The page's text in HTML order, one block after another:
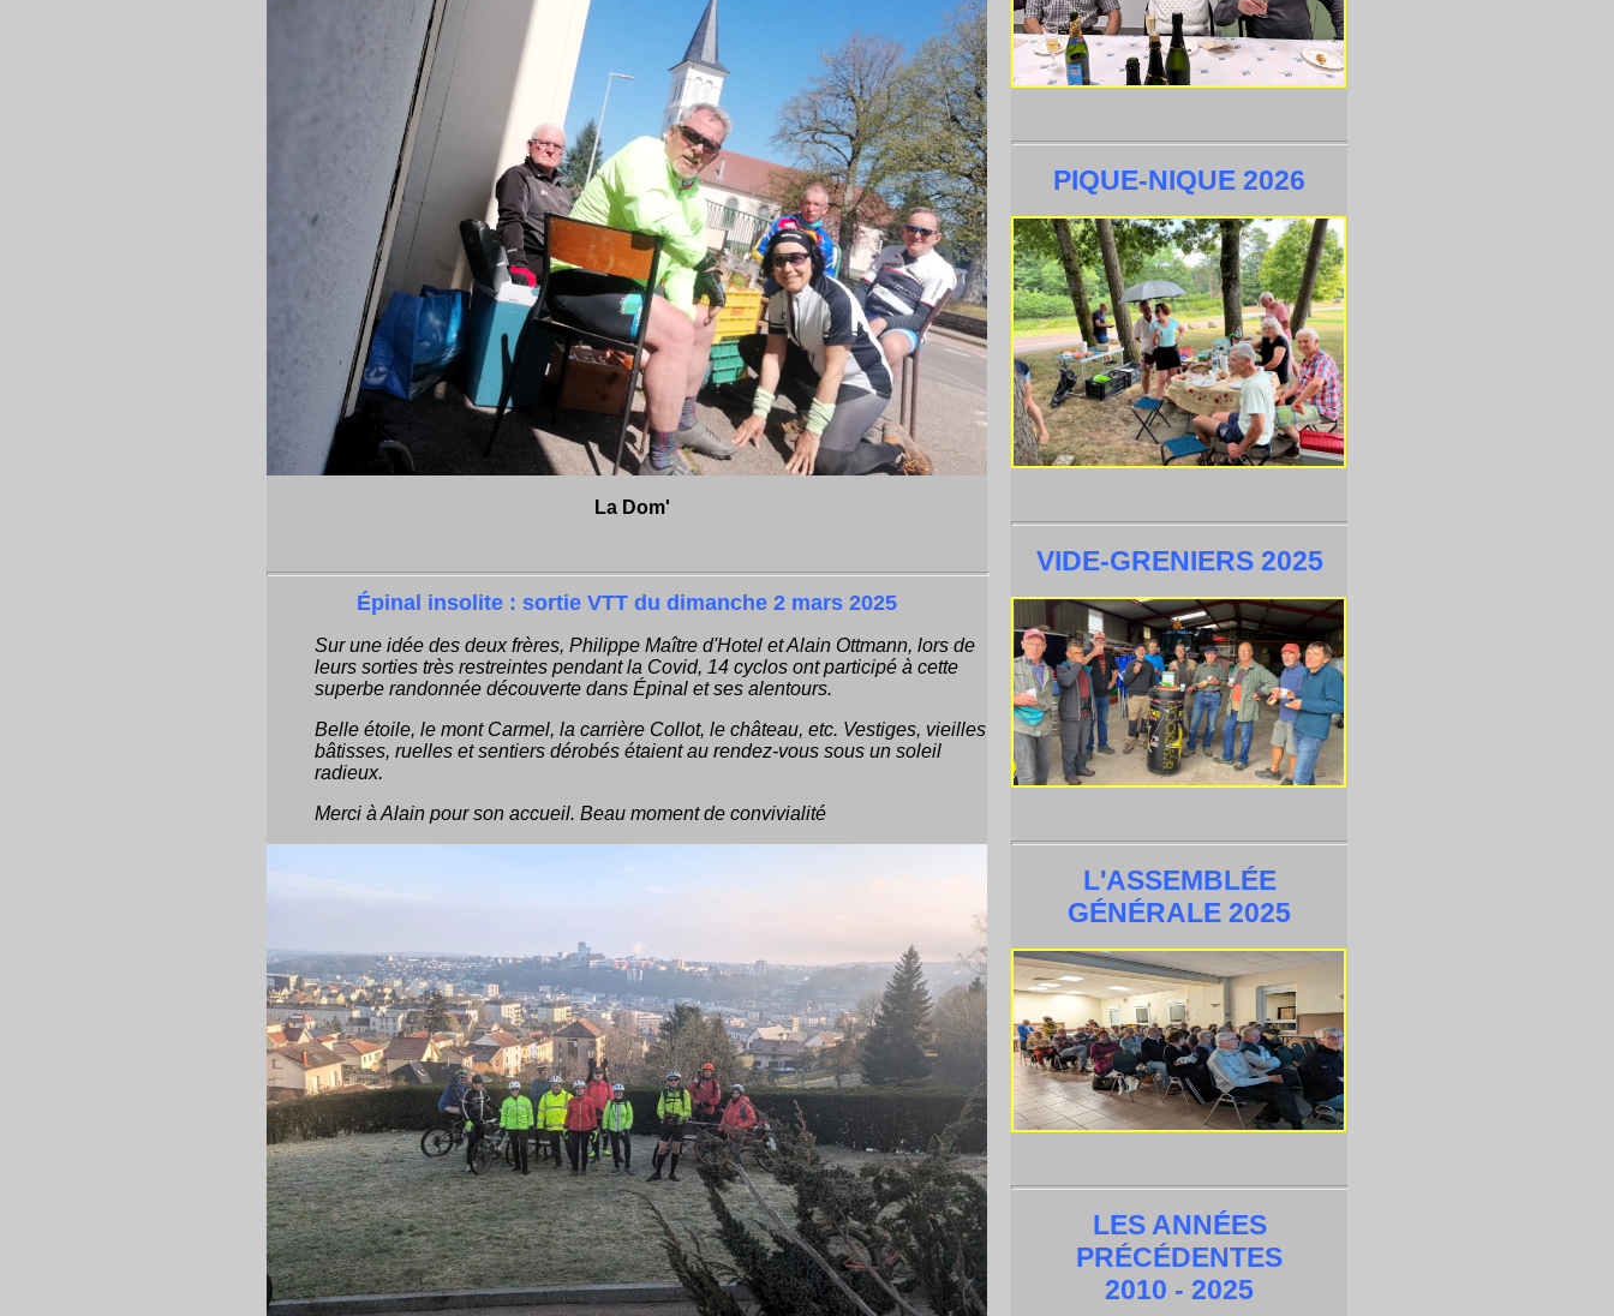
La Dom'
Épinal insolite : sortie VTT du dimanche 2 mars 2025
Sur une idée des deux frères, Philippe Maître d'Hotel et Alain Ottmann, lors de
leurs sorties très restreintes pendant la Covid, 14 cyclos ont participé à cette
superbe randonnée découverte dans Épinal et ses alentours.
Belle étoile, le mont Carmel, la carrière Collot, le château, etc. Vestiges, vieilles
bâtisses, ruelles et sentiers dérobés étaient au rendez-vous sous un soleil
radieux.
Merci à Alain pour son accueil. Beau moment de convivialité
PIQUE-NIQUE 2026
VIDE-GRENIERS 2025
L'ASSEMBLÉE
GÉNÉRALE 2025
LES ANNÉES
PRÉCÉDENTES
2010 - 2025